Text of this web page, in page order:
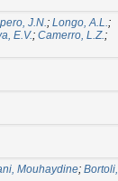
J.N.; Longo, A.L.;
E.V.; Camerro, L.Z.;
Mouhaydine; Bortoli,